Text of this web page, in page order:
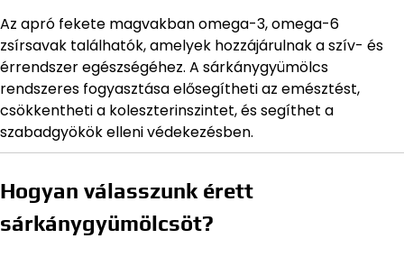
Az apró fekete magvakban omega-3, omega-6
zsírsavak találhatók, amelyek hozzájárulnak a szív- és
érrendszer egészségéhez. A sárkánygyümölcs
rendszeres fogyasztása elősegítheti az emésztést,
csökkentheti a koleszterinszintet, és segíthet a
szabadgyökök elleni védekezésben.
Hogyan válasszunk érett
sárkánygyümölcsöt?